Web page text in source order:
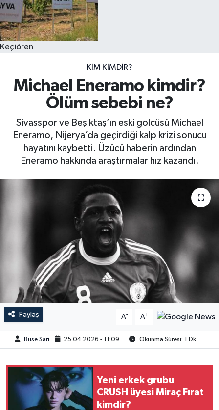
Keçiören
KIM KIMDIR?
Michael Eneramo kimdir?
Ölüm sebebi ne?
Sivasspor ve Beşiktaş’ın eski golcüsü Michael
Eneramo, Nijerya’da geçirdiği kalp krizi sonucu
hayatını kaybetti. Üzücü haberin ardından
Eneramo hakkında araştırmalar hız kazandı.
Paylaş A- A+
Buse Sarı 25.04.2026 - 11:09 Okunma Süresi: 1 Dk
Yeni erkek grubu
CRUSH üyesi Miraç Fırat
kimdir?